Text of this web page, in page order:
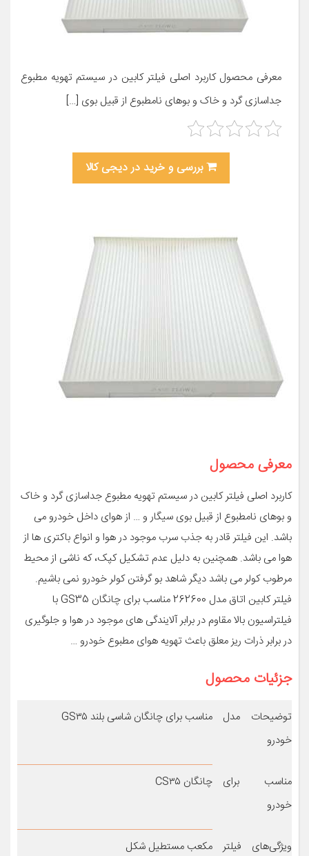
معرفی محصول کاربرد اصلی فیلتر کابین در سیستم تهویه مطبوع
جداسازی گرد و خاک و بوهای نامطبوع از قبیل بوی […]
بررسی و خرید در دیجی کالا
معرفی محصول
کاربرد اصلی فیلتر کابین در سیستم تهویه مطبوع جداسازی گرد و خاک
و بوهای نامطبوع از قبیل بوی سیگار و … از هوای داخل خودرو می
باشد. این فیلتر قادر به جذب سرب موجود در هوا و انواع باکتری ها از
هوا می باشد. همچنین به دلیل عدم تشکیل کپک، که ناشی از محیط
مرطوب کولر می باشد دیگر شاهد بو گرفتن کولر خودرو نمی باشیم.
فیلتر کابین اتاق مدل 262600 مناسب برای چانگان GS35 با
فیلتراسیون بالا مقاوم در برابر آلایندگی های موجود در هوا و جلوگیری
در برابر ذرات ریز معلق باعث تهویه هوای مطبوع خودرو …
جزئیات محصول
توضیحات مدل
خودرو
مناسب برای چانگان شاسی بلند GS۳۵
مناسب برای
خودرو
چانگان CS۳۵
ویژگی‌های فیلتر مکعب مستطیل شکل